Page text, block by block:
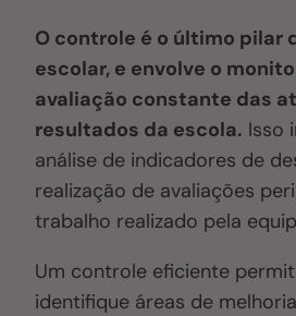
O controle é o último pilar
escolar, e envolve o
avaliação constante das
resultados da escola. Isso
análise de indicadores de
realização de avaliações
trabalho realizado pela
Um controle eficiente
identifique áreas de